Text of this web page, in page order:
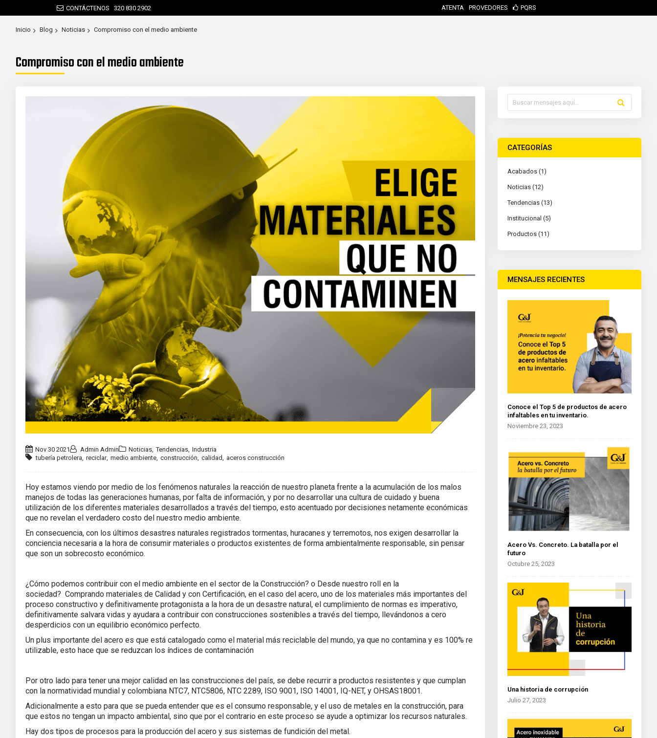
CONTÁCTENOS 320 830 2902 ATENTA PROVEDORES PQRS
Inicio Blog Noticias Compromiso con el medio ambiente
Compromiso con el medio ambiente
Nov 30 2021 Admin Admin Noticias Tendencias Industria
tubería petrolera reciclar, medio ambiente construcción calidad aceros construcción
Hoy estamos viendo por medio de los fenómenos naturales la reacción de nuestro planeta frente a la acumulación de los malos
manejos de todas las generaciones humanas, por falta de información, y por no desarrollar una cultura de cuidado y buena
utilización de los diferentes materiales desarrollados a través del tiempo, esto acentuado por decisiones netamente económicas
que no revelan el verdadero costo del nuestro medio ambiente.
En consecuencia, con los últimos desastres naturales registrados tormentas, huracanes y terremotos, nos exigen desarrollar la
conciencia necesaria a la hora de consumir materiales o productos existentes de forma ambientalmente responsable, sin pensar
que son un sobrecosto económico.
¿Cómo podemos contribuir con el medio ambiente en el sector de la Construcción? o Desde nuestro roll en la
sociedad? Comprando materiales de Calidad y con Certificación, en el caso del acero, uno de los materiales más importantes del
proceso constructivo y definitivamente protagonista a la hora de un desastre natural, el cumplimiento de normas es imperativo,
definitivamente salvara vidas y ayudara a contribuir con construcciones sostenibles a través del tiempo, llevándonos a cero
desperdicios con un equilibrio económico perfecto.
Un plus importante del acero es que está catalogado como el material más reciclable del mundo, ya que no contamina y es 100% re
utilizable, esto hace que se reduzcan los índices de contaminación
Por otro lado para tener una mejor calidad en las construcciones del país, se debe recurrir a productos resistentes y que cumplan
con la normatividad mundial y colombiana NTC7, NTC5806, NTC 2289, ISO 9001, ISO 14001, IQ-NET, y OHSAS18001.
Adicionalmente a esto para que se pueda entender que es el consumo responsable, y el uso de metales en la construcción, para
que estos no tengan un impacto ambiental, sino que por el contrario en este proceso se ayude a optimizar los recursos naturales.
Hay dos tipos de procesos para la producción del acero y sus sistemas de fundición del metal.
CATEGORÍAS
Acabados (1)
Noticias (12)
Tendencias (13)
Institucional (5)
Productos (11)
MENSAJES RECIENTES
Conoce el Top 5 de productos de acero
infaltables en tu inventario.
Noviembre 23, 2023
Acero Vs. Concreto. La batalla por el
futuro
Octubre 25, 2023
Una historia de corrupción
Julio 27, 2023